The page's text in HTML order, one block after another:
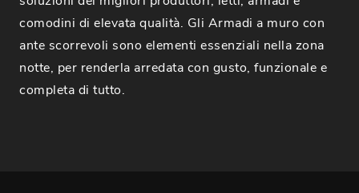
comodini di elevata qualità. Gli Armadi a muro con
ante scorrevoli sono elementi essenziali nella zona
notte, per renderla arredata con gusto, funzionale e
completa di tutto.